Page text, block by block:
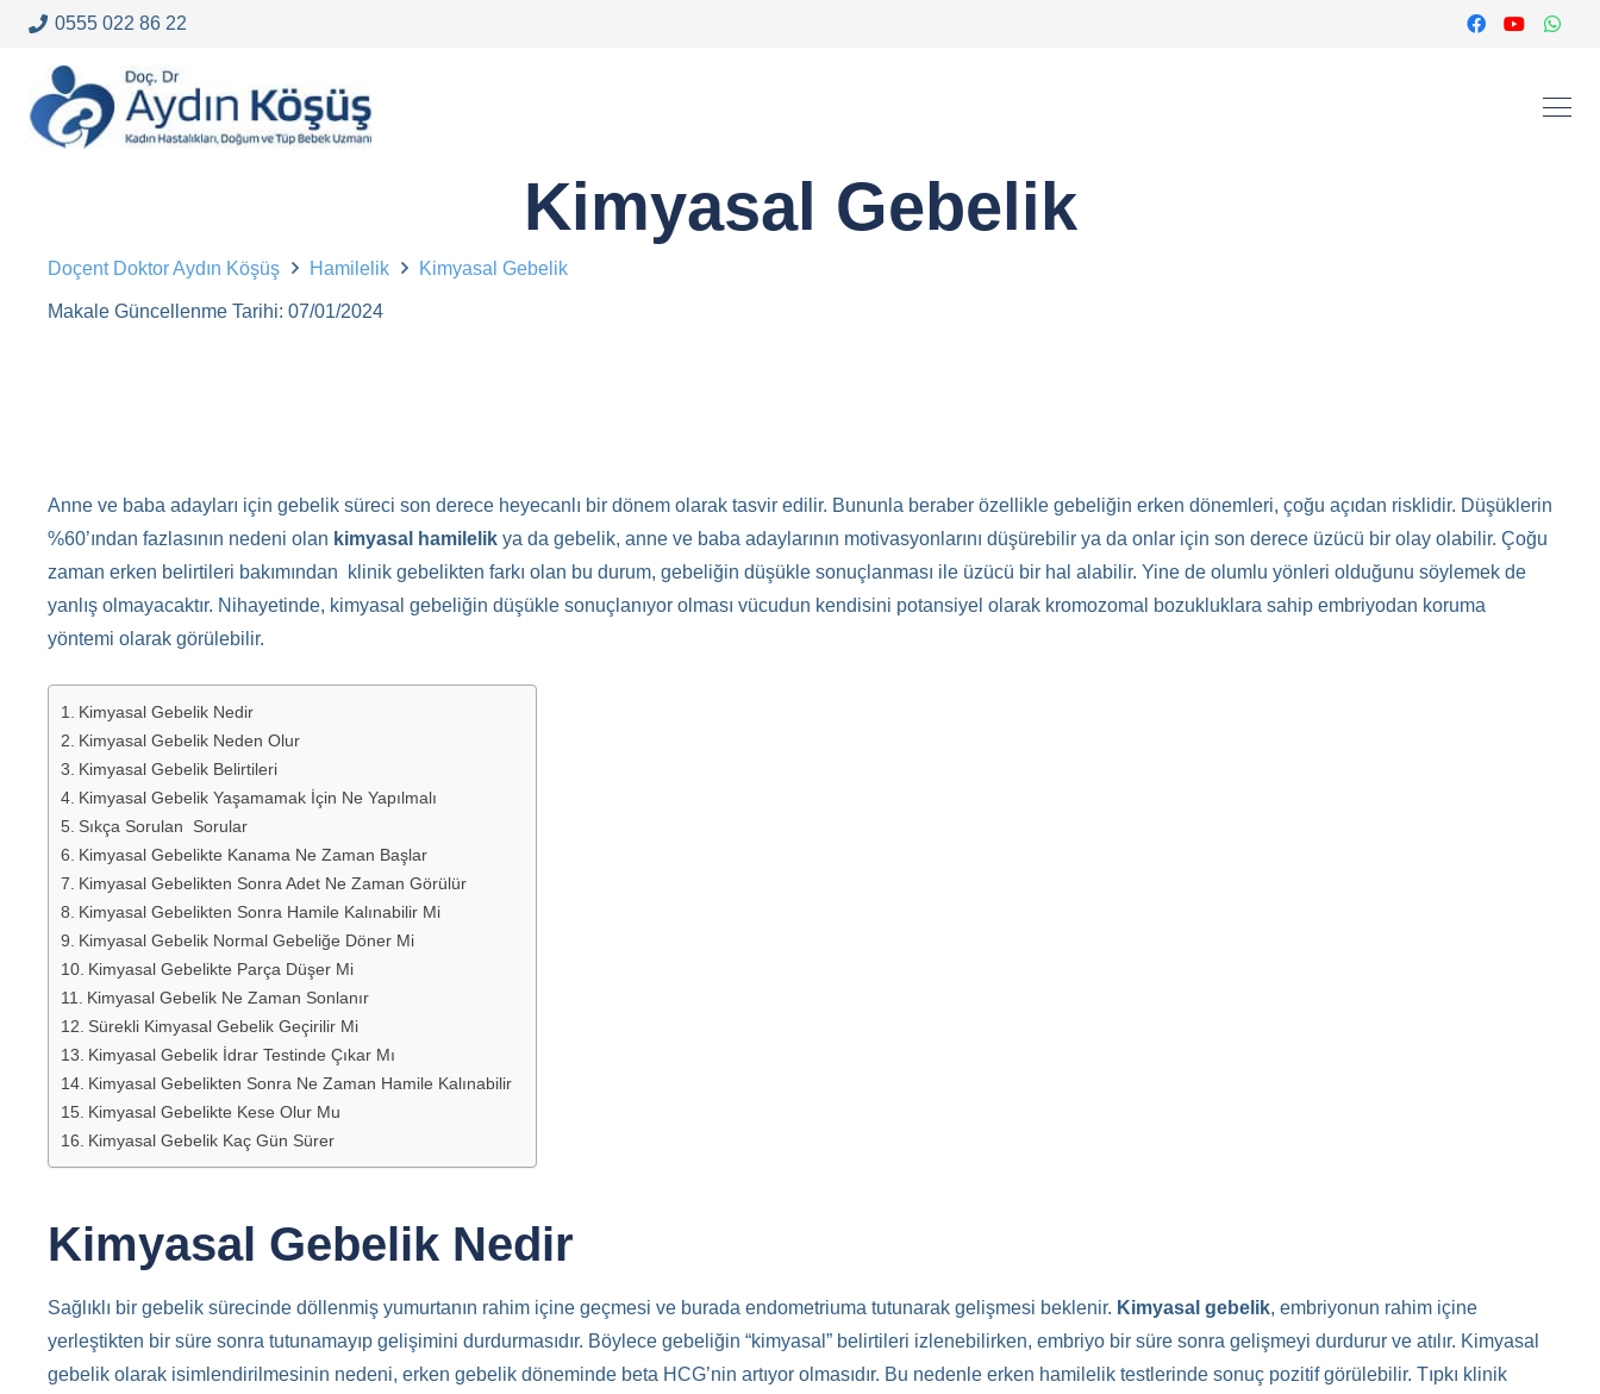
0555 022 86 22
Kimyasal Gebelik
Doçent Doktor Aydın Köşüş Hamilelik Kimyasal Gebelik
Makale Güncellenme Tarihi: 07/01/2024
Anne ve baba adayları için gebelik süreci son derece heyecanlı bir dönem olarak tasvir edilir. Bununla beraber özellikle gebeliğin erken dönemleri, çoğu açıdan risklidir. Düşüklerin
%60’ından fazlasının nedeni olan kimyasal hamilelik ya da gebelik, anne ve baba adaylarının motivasyonlarını düşürebilir ya da onlar için son derece üzücü bir olay olabilir. Çoğu
zaman erken belirtileri bakımından klinik gebelikten farkı olan bu durum, gebeliğin düşükle sonuçlanması ile üzücü bir hal alabilir. Yine de olumlu yönleri olduğunu söylemek de
yanlış olmayacaktır. Nihayetinde, kimyasal gebeliğin düşükle sonuçlanıyor olması vücudun kendisini potansiyel olarak kromozomal bozukluklara sahip embriyodan koruma
yöntemi olarak görülebilir.
Kimyasal Gebelik Nedir
Kimyasal Gebelik Neden Olur
Kimyasal Gebelik Belirtileri
Kimyasal Gebelik Yaşamamak İçin Ne Yapılmalı
Sıkça Sorulan Sorular
Kimyasal Gebelikte Kanama Ne Zaman Başlar
Kimyasal Gebelikten Sonra Adet Ne Zaman Görülür
Kimyasal Gebelikten Sonra Hamile Kalınabilir Mi
Kimyasal Gebelik Normal Gebeliğe Döner Mi
Kimyasal Gebelikte Parça Düşer Mi
Kimyasal Gebelik Ne Zaman Sonlanır
Sürekli Kimyasal Gebelik Geçirilir Mi
Kimyasal Gebelik İdrar Testinde Çıkar Mı
Kimyasal Gebelikten Sonra Ne Zaman Hamile Kalınabilir
Kimyasal Gebelikte Kese Olur Mu
Kimyasal Gebelik Kaç Gün Sürer
Kimyasal Gebelik Nedir
Sağlıklı bir gebelik sürecinde döllenmiş yumurtanın rahim içine geçmesi ve burada endometriuma tutunarak gelişmesi beklenir. Kimyasal gebelik, embriyonun rahim içine
yerleştikten bir süre sonra tutunamayıp gelişimini durdurmasıdır. Böylece gebeliğin “kimyasal” belirtileri izlenebilirken, embriyo bir süre sonra gelişmeyi durdurur ve atılır. Kimyasal
gebelik olarak isimlendirilmesinin nedeni, erken gebelik döneminde beta HCG’nin artıyor olmasıdır. Bu nedenle erken hamilelik testlerinde sonuç pozitif görülebilir. Tıpkı klinik